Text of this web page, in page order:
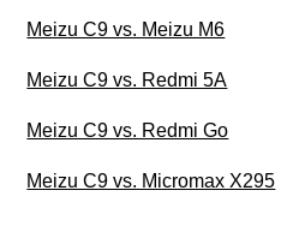
Meizu C9 vs. Meizu M6
Meizu C9 vs. Redmi 5A
Meizu C9 vs. Redmi Go
Meizu C9 vs. Micromax X295